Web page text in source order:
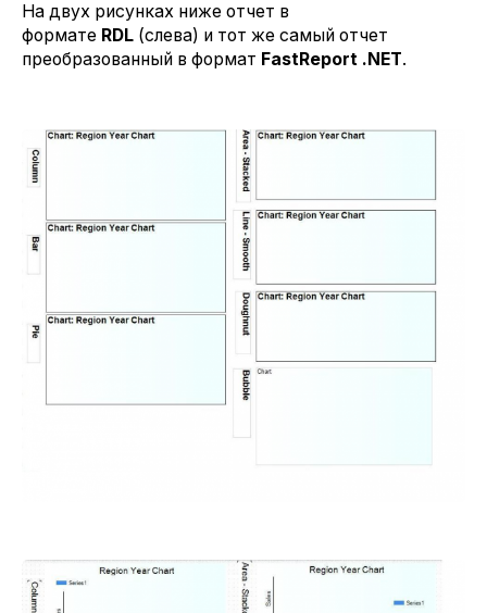
На двух рисунках ниже отчет в
формате RDL (слева) и тот же самый отчет
преобразованный в формат FastReport .NET.